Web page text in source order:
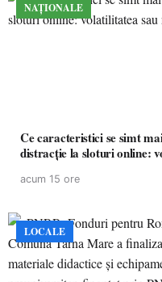
NAȚIONALE
Ce caracteristici se simt
distracție la sloturi online:
acum 15 ore
LOCALE